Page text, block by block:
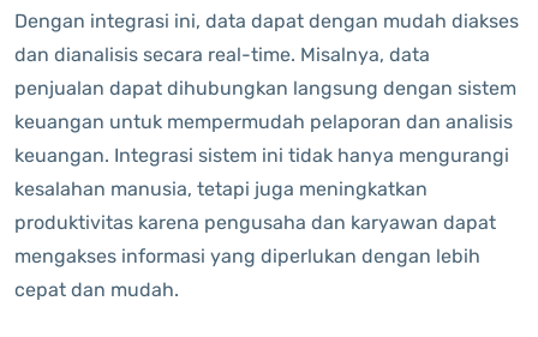
Dengan integrasi ini, data dapat dengan mudah diakses
dan dianalisis secara real-time. Misalnya, data
penjualan dapat dihubungkan langsung dengan sistem
keuangan untuk mempermudah pelaporan dan analisis
keuangan. Integrasi sistem ini tidak hanya mengurangi
kesalahan manusia, tetapi juga meningkatkan
produktivitas karena pengusaha dan karyawan dapat
mengakses informasi yang diperlukan dengan lebih
cepat dan mudah.